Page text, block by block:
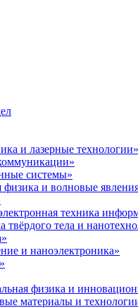
и лазерные технологии»
системы»
физика и волновые
техника
твёрдого тела и
и наноэлектроника»
физика и
материалы и